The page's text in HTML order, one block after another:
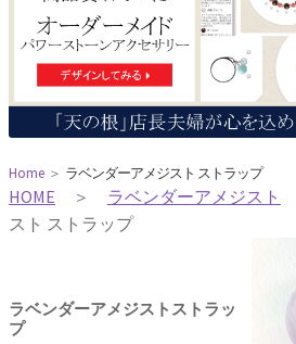
誕生石で選ぶ
色で選ぶ
干支石で選ぶ
星座石
石の名前で選ぶ
パワー
Home ＞ ラベンダーアメジスト ストラップ
HOME ＞ ラベンダーアメジスト
スト ストラップ
ラベンダーアメジストストラッ
プ